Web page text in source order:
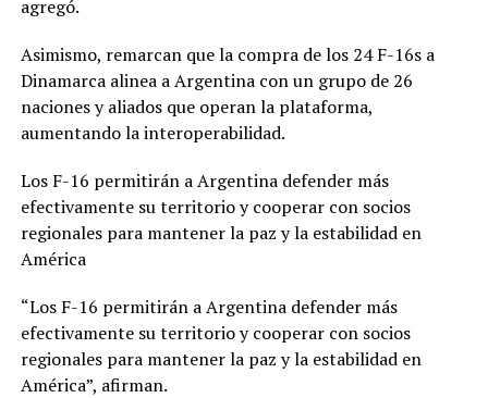
agregó.
Asimismo, remarcan que la compra de los 24 F-16s a
Dinamarca alinea a Argentina con un grupo de 26
naciones y aliados que operan la plataforma,
aumentando la interoperabilidad.
Los F-16 permitirán a Argentina defender más
efectivamente su territorio y cooperar con socios
regionales para mantener la paz y la estabilidad en
América
“Los F-16 permitirán a Argentina defender más
efectivamente su territorio y cooperar con socios
regionales para mantener la paz y la estabilidad en
América”, afirman.